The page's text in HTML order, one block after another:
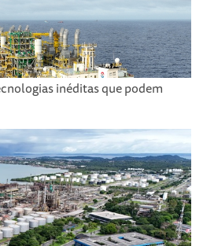
inéditas que podem